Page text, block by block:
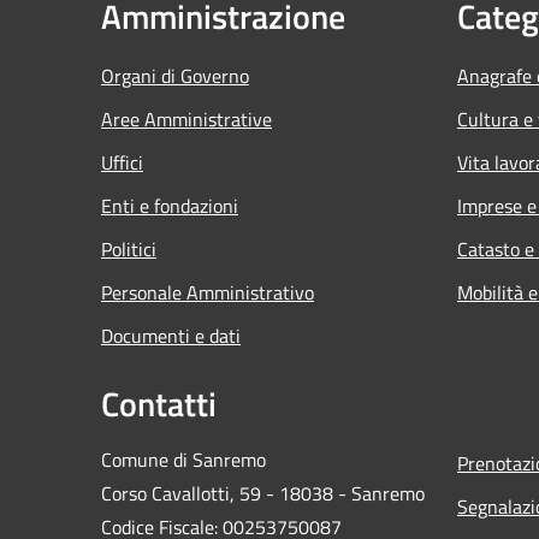
Amministrazione
Organi di Governo
Aree Amministrative
Uffici
Enti e fondazioni
Politici
Personale Amministrativo
Documenti e dati
Cultura
Vita
Imprese
Catasto
Mobilità
Contatti
Comune di Sanremo
Corso Cavallotti, 59 - 18038 - Sanremo
Codice Fiscale: 00253750087